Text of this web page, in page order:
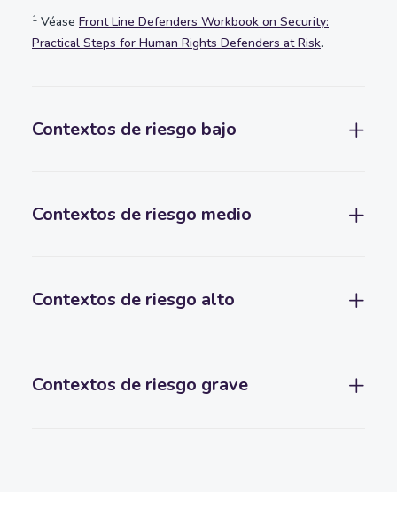
1 Véase Front Line Defenders Workbook on Security:
Practical Steps for Human Rights Defenders at Risk.
Contextos de riesgo bajo
Contextos de riesgo medio
Contextos de riesgo alto
Contextos de riesgo grave